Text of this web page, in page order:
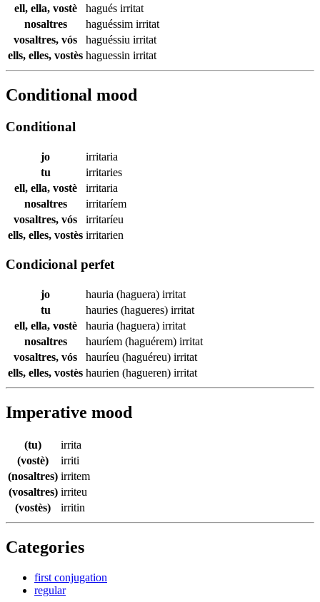
ell, ella, vostè
hagués irritat
nosaltres
haguéssim irritat
vosaltres, vós
haguéssiu irritat
ells, elles, vostès haguessin irritat
Conditional mood
Conditional
jo
irritaria
tu
irritaries
ell, ella, vostè
irritaria
nosaltres
irritaríem
vosaltres, vós
irritaríeu
ells, elles, vostès irritarien
Condicional perfet
jo hauria (haguera) irritat
tu
hauries (hagueres) irritat
ell, ella, vostè
hauria (haguera) irritat
nosaltres
hauríem (haguérem) irritat
vosaltres, vós
hauríeu (haguéreu) irritat
ells, elles, vostès haurien (hagueren) irritat
Imperative mood
(tu)
irrita
(vostè)
irriti
(nosaltres) irritem
(vosaltres) irriteu
(vostès)
irritin
Categories
first conjugation
regular